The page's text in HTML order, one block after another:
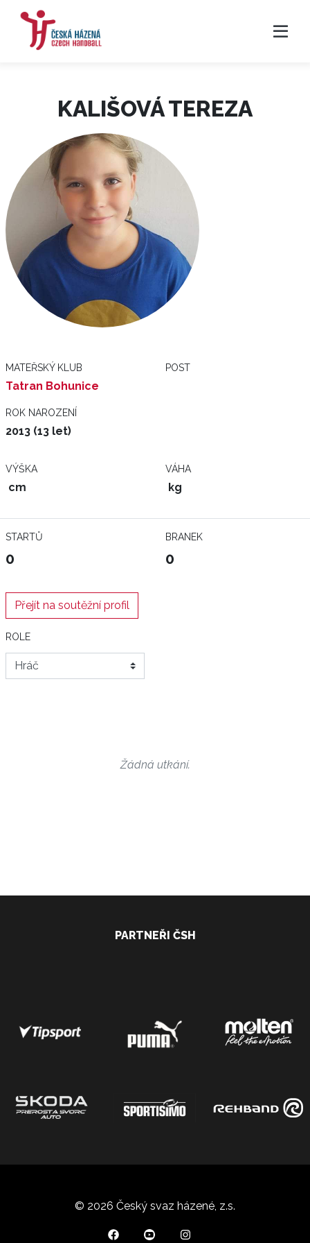
KALIŠOVÁ TEREZA
MATEŘSKÝ KLUB
Tatran Bohunice
POST
ROK NAROZENÍ
2013 (13 let)
VÝŠKA
cm
VÁHA
kg
STARTŮ
0
BRANEK
0
Přejít na soutěžní profil
ROLE
Žádná utkání.
PARTNEŘI ČSH
© 2026 Český svaz házené, z.s.